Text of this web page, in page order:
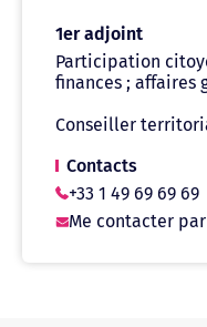
1er adjoint
Participation
finances ; affaires
Conseiller
Contacts
+33 1 49 69 69 69
Me contacter